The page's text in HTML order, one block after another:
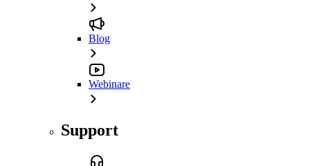
Blog
Webinare
Support